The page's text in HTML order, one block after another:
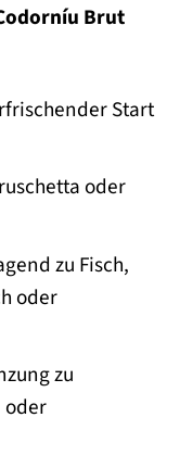
Brut
Start
oder
zu Fisch,
oder
zu
oder